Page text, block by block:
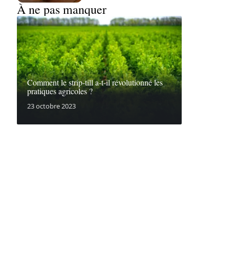
À ne pas manquer
Comment le strip-till a-t-il révolutionné les
pratiques agricoles ?
23 octobre 2023